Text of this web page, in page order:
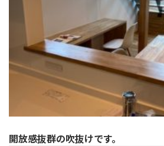
開放感抜群の吹抜けです。